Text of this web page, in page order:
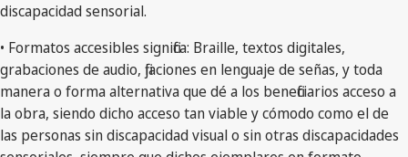
discapacidad sensorial.
• Formatos accesibles significa: Braille, textos digitales,
grabaciones de audio, fijaciones en lenguaje de señas, y toda
manera o forma alternativa que dé a los beneficiarios acceso a
la obra, siendo dicho acceso tan viable y cómodo como el de
las personas sin discapacidad visual o sin otras discapacidades